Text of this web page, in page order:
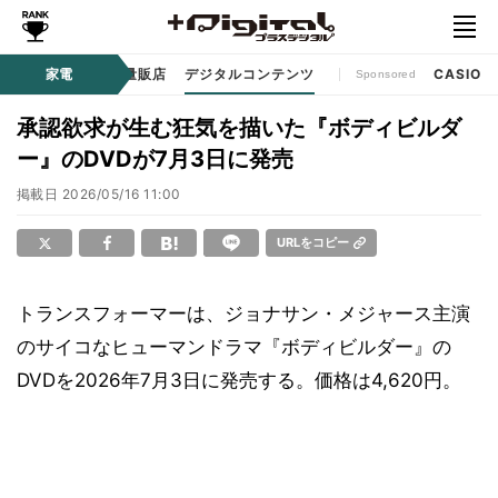
家電
生活家電 家電量販店 デジタルコンテンツ Sponsored CASIO
承認欲求が生む狂気を描いた『ボディビルダ
ー』のDVDが7月3日に発売
掲載日 2026/05/16 11:00
URLをコピー
トランスフォーマーは、ジョナサン・メジャース主演
のサイコなヒューマンドラマ『ボディビルダー』の
DVDを2026年7月3日に発売する。価格は4,620円。